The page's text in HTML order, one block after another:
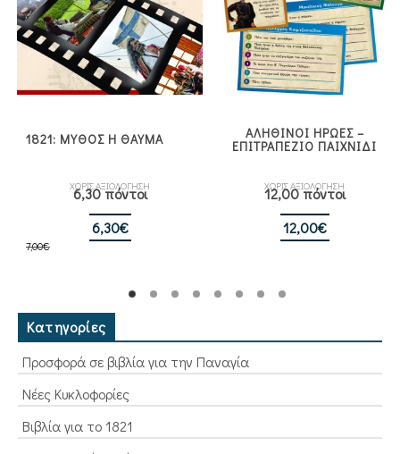
1821: ΜΥΘΟΣ Η ΘΑΥΜΑ
ΧΩΡΙΣ ΑΞΙΟΛΟΓΗΣΗ
6,30 πόντοι
7,00€
Original
6,30€
είναι:
ΑΛΗΘΙΝΟΙ ΗΡΩΕΣ –
ΕΠΙΤΡΑΠΕΖΙΟ ΠΑΙΧΝΙΔΙ
ΧΩΡΙΣ ΑΞΙΟΛΟΓΗΣΗ
12,00 πόντοι
12,00€
Κατηγορίες
Προσφορά σε βιβλία για την Παναγία
Νέες Κυκλοφορίες
Βιβλία για το 1821